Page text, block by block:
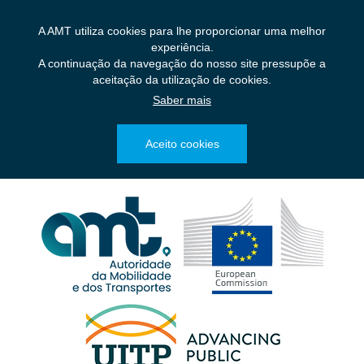
A AMT utiliza cookies para lhe proporcionar uma melhor
experiência.
A continuação da navegação do nosso site pressupõe a
aceitação da utilização de cookies.
Saber mais
Aceito cookies